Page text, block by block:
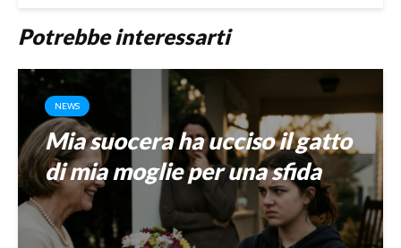
Potrebbe interessarti
NEWS
Mia suocera ha ucciso il gatto
di mia moglie per una sfida